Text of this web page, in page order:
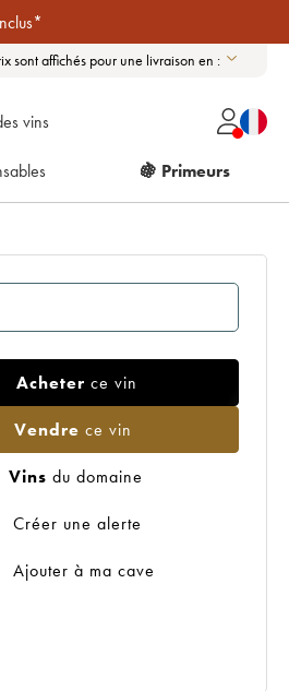
sont affichés pour une livraison en :
vins
🍇 Primeurs
Acheter ce vin
Vendre ce vin
Vins du domaine
Créer une alerte
Ajouter à ma cave